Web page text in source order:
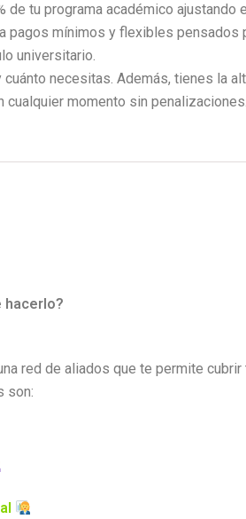
de tu programa académico ajustando
pagos mínimos y flexibles pensados
universitario.
cuánto necesitas. Además, tienes la
cualquier momento sin penalizaciones.
hacerlo?
red de aliados que te permite
son: